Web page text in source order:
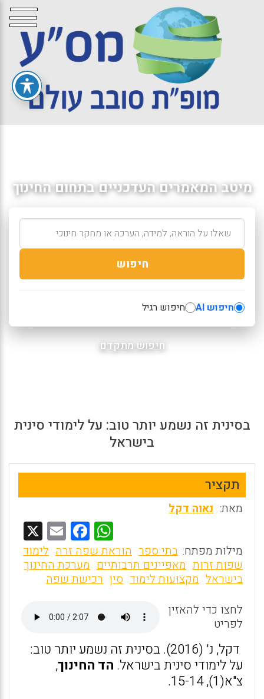
מיטב המאמרים העדכניים בתחום החינוך
חיפוש
חיפוש AI חיפוש רגיל
חיפוש מתקדם
בסינית זה נשמע יותר טוב: על לימודי סינית
בישראל
תקציר
מאת: נאוה דקל
W
h
at
s
A
p
p
F
a
ce
b
o
o
k
E
m
ai
l
מילות מפתח: בתי ספר הוראת שפה זרה לימוד
שפות זרות מאפיינים תרבותיים מערכת החינוך
בישראל מקצועות לימוד סין רכישת שפה
לחצו כדי להאזין
לפריט
דקל, נ' (2016). בסינית זה נשמע יותר טוב:
על לימודי סינית בישראל. הד החינוך,
צ"א(1), 15-14.